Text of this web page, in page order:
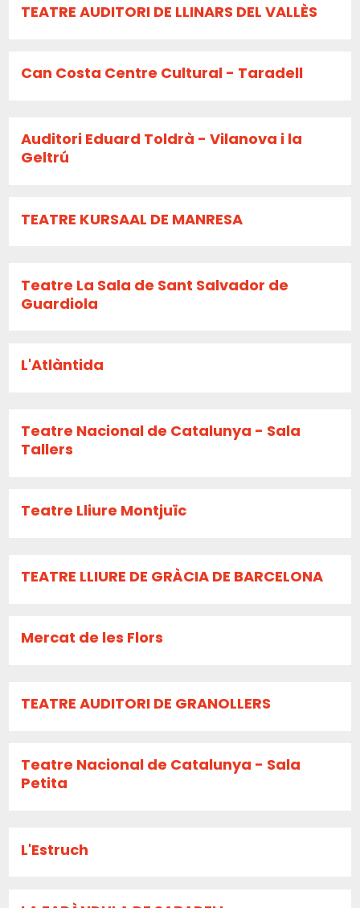
TEATRE AUDITORI DE LLINARS DEL VALLÈS
Can Costa Centre Cultural - Taradell
Auditori Eduard Toldrà - Vilanova i la
Geltrú
TEATRE KURSAAL DE MANRESA
Teatre La Sala de Sant Salvador de
Guardiola
L'Atlàntida
Teatre Nacional de Catalunya - Sala
Tallers
Teatre Lliure Montjuïc
TEATRE LLIURE DE GRÀCIA DE BARCELONA
Mercat de les Flors
TEATRE AUDITORI DE GRANOLLERS
Teatre Nacional de Catalunya - Sala
Petita
L'Estruch